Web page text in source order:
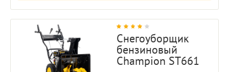
Снегоуборщик
бензиновый
Champion ST661